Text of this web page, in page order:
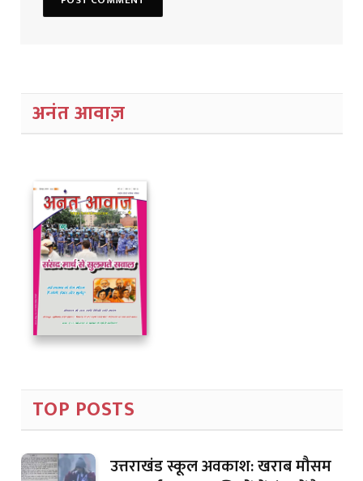
अनंत आवाज़
TOP POSTS
उत्तराखंड स्कूल अवकाश: खराब मौसम